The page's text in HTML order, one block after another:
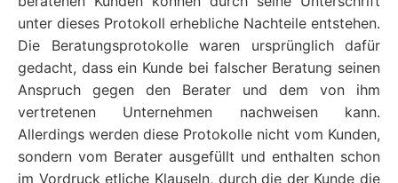
unter dieses Protokoll erhebliche Nachteile entstehen.
Die Beratungsprotokolle waren ursprünglich dafür
gedacht, dass ein Kunde bei falscher Beratung seinen
Anspruch gegen den Berater und dem von ihm
vertretenen Unternehmen nachweisen kann.
Allerdings werden diese Protokolle nicht vom Kunden,
sondern vom Berater ausgefüllt und enthalten schon
im Vordruck etliche Klauseln, durch die der Kunde die